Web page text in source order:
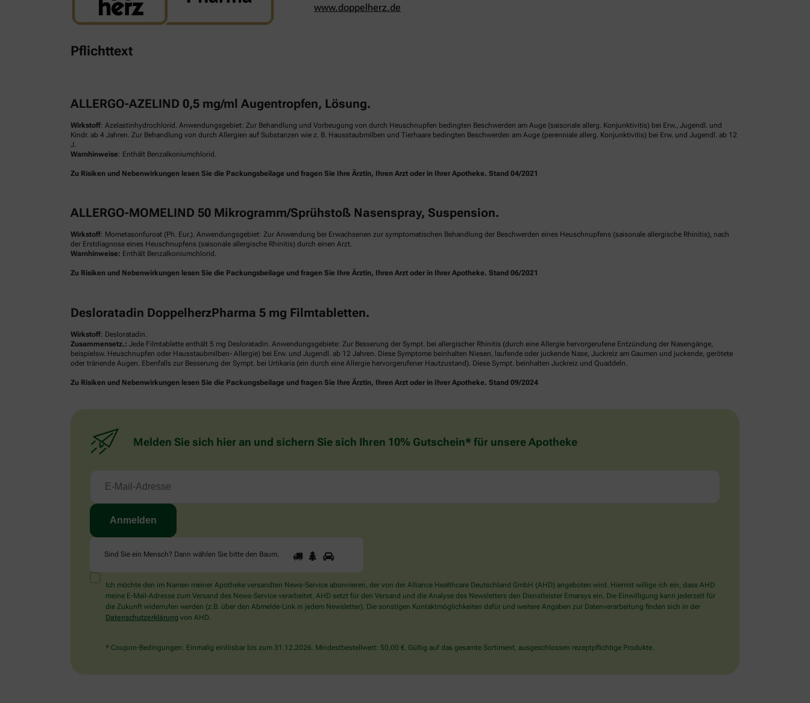
www.doppelherz.de
Pflichttext
ALLERGO-AZELIND 0,5 mg/ml Augentropfen, Lösung.
Wirkstoff: Azelastinhydrochlorid. Anwendungsgebiet: Zur Behandlung und Vorbeugung von durch Heuschnupfen bedingten Beschwerden am Auge (saisonale allerg. Konjunktivitis) bei Erw., Jugendl. und
Kindr. ab 4 Jahren. Zur Behandlung von durch Allergien auf Substanzen wie z. B. Hausstaubmilben und Tierhaare bedingten Beschwerden am Auge (perenniale allerg. Konjunktivitis) bei Erw. und Jugendl. ab 12
J.
Warnhinweise: Enthält Benzalkoniumchlorid.
Zu Risiken und Nebenwirkungen lesen Sie die Packungsbeilage und fragen Sie Ihre Ärztin, Ihren Arzt oder in Ihrer Apotheke. Stand 04/2021
ALLERGO-MOMELIND 50 Mikrogramm/Sprühstoß Nasenspray, Suspension.
Wirkstoff: Mometasonfuroat (Ph. Eur.). Anwendungsgebiet: Zur Anwendung bei Erwachsenen zur symptomatischen Behandlung der Beschwerden eines Heuschnupfens (saisonale allergische Rhinitis), nach
der Erstdiagnose eines Heuschnupfens (saisonale allergische Rhinitis) durch einen Arzt.
Warnhinweise: Enthält Benzalkoniumchlorid.
Zu Risiken und Nebenwirkungen lesen Sie die Packungsbeilage und fragen Sie Ihre Ärztin, Ihren Arzt oder in Ihrer Apotheke. Stand 06/2021
Desloratadin DoppelherzPharma 5 mg Filmtabletten.
Wirkstoff: Desloratadin.
Zusammensetz.: Jede Filmtablette enthält 5 mg Desloratadin. Anwendungsgebiete: Zur Besserung der Sympt. bei allergischer Rhinitis (durch eine Allergie hervorgerufene Entzündung der Nasengänge,
beispielsw. Heuschnupfen oder Hausstaubmilben- Allergie) bei Erw. und Jugendl. ab 12 Jahren. Diese Symptome beinhalten Niesen, laufende oder juckende Nase, Juckreiz am Gaumen und juckende, gerötete
oder tränende Augen. Ebenfalls zur Besserung der Sympt. bei Urtikaria (ein durch eine Allergie hervorgerufener Hautzustand). Diese Sympt. beinhalten Juckreiz und Quaddeln.
Zu Risiken und Nebenwirkungen lesen Sie die Packungsbeilage und fragen Sie Ihre Ärztin, Ihren Arzt oder in Ihrer Apotheke. Stand 09/2024
Melden Sie sich hier an und sichern Sie sich Ihren 10% Gutschein* für unsere Apotheke
Sind Sie ein Mensch? Dann wählen Sie bitte den Baum
Sie
Mensch?
Dann
wählen
Baum.
1 2
Ich möchte den im Namen meiner Apotheke versandten News-Service abonnieren, der von der Alliance Healthcare Deutschland GmbH (AHD) angeboten wird. Hiermit willige ich ein, dass AHD
meine E-Mail-Adresse zum Versand des News-Service verarbeitet. AHD setzt für den Versand und die Analyse des Newsletters den Dienstleister Emarsys ein. Die Einwilligung kann jederzeit für
die Zukunft widerrufen werden (z.B. über den Abmelde-Link in jedem Newsletter). Die sonstigen Kontaktmöglichkeiten dafür und weitere Angaben zur Datenverarbeitung finden sich in der
Datenschutzerklärung von AHD.
* Coupon-Bedingungen: Einmalig einlösbar bis zum 31.12.2026. Mindestbestellwert: 50,00 €. Gültig auf das gesamte Sortiment, ausgeschlossen rezeptpflichtige Produkte.